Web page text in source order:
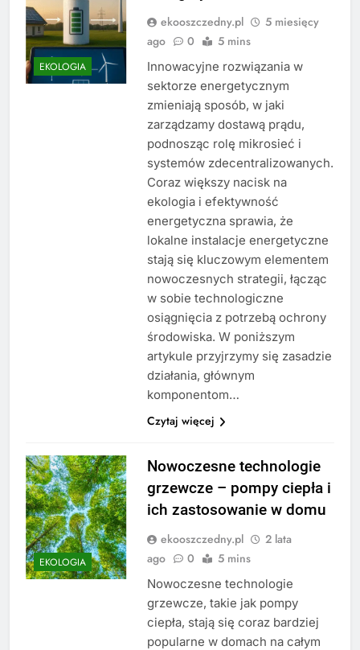
EKOLOGIA
ekooszczedny.pl
5 miesięcy
ago
0 5 mins
Innowacyjne rozwiązania w
sektorze energetycznym
zmieniają sposób, w jaki
zarządzamy dostawą prądu,
podnosząc rolę mikrosieć i
systemów zdecentralizowanych.
Coraz większy nacisk na
ekologia i efektywność
energetyczna sprawia, że
lokalne instalacje energetyczne
stają się kluczowym elementem
nowoczesnych strategii, łącząc
w sobie technologiczne
osiągnięcia z potrzebą ochrony
środowiska. W poniższym
artykule przyjrzymy się zasadzie
działania, głównym
komponentom…
Czytaj więcej
EKOLOGIA
Nowoczesne technologie
grzewcze – pompy ciepła i
ich zastosowanie w domu
ekooszczedny.pl
2 lata
ago
0 5 mins
Nowoczesne technologie
grzewcze, takie jak pompy
ciepła, stają się coraz bardziej
popularne w domach na całym